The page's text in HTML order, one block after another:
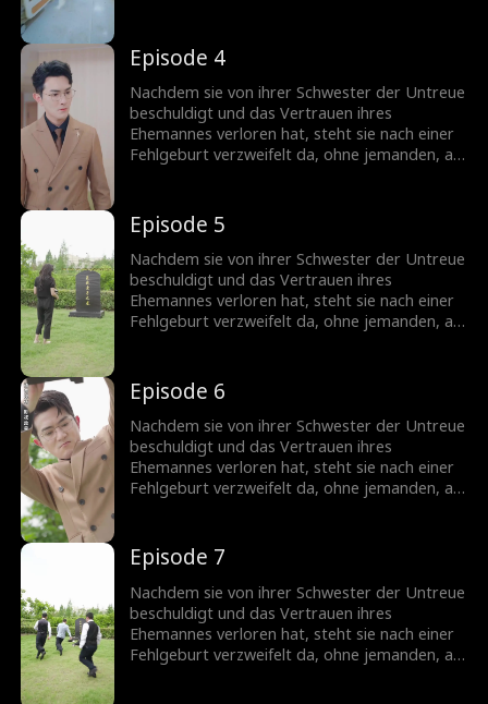
was ihr die Chance gibt, ihren Status
zurückzugewinnen. Als sie zurückkehrt,
schockiert ihre Anwesenheit ihren Ex-
Ehemann...
Episode 4
Nachdem sie von ihrer Schwester der Untreue
beschuldigt und das Vertrauen ihres
Ehemannes verloren hat, steht sie nach einer
Fehlgeburt verzweifelt da, ohne jemanden, an
was ihr die Chance gibt, ihren Status
zurückzugewinnen. Als sie zurückkehrt,
schockiert ihre Anwesenheit ihren Ex-
Ehemann...
Episode 5
Nachdem sie von ihrer Schwester der Untreue
beschuldigt und das Vertrauen ihres
Ehemannes verloren hat, steht sie nach einer
Fehlgeburt verzweifelt da, ohne jemanden, an
was ihr die Chance gibt, ihren Status
zurückzugewinnen. Als sie zurückkehrt,
schockiert ihre Anwesenheit ihren Ex-
Ehemann...
Episode 6
Nachdem sie von ihrer Schwester der Untreue
beschuldigt und das Vertrauen ihres
Ehemannes verloren hat, steht sie nach einer
Fehlgeburt verzweifelt da, ohne jemanden, an
was ihr die Chance gibt, ihren Status
zurückzugewinnen. Als sie zurückkehrt,
schockiert ihre Anwesenheit ihren Ex-
Ehemann...
Episode 7
Nachdem sie von ihrer Schwester der Untreue
beschuldigt und das Vertrauen ihres
Ehemannes verloren hat, steht sie nach einer
Fehlgeburt verzweifelt da, ohne jemanden, an